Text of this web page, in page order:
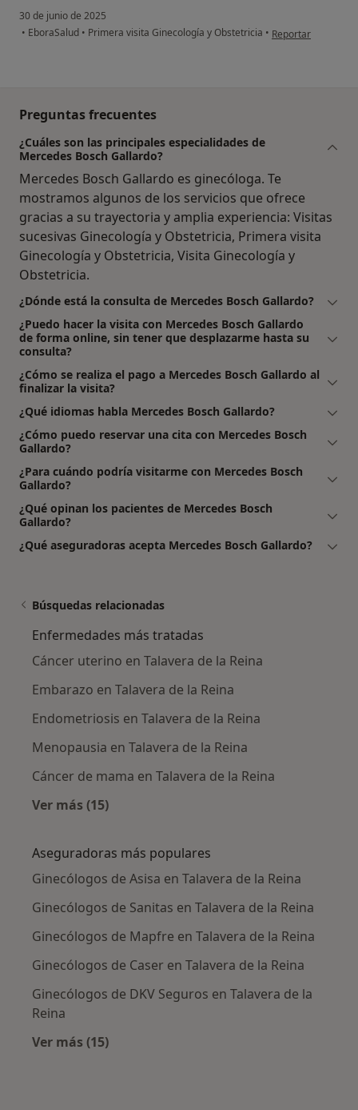
30 de junio de 2025
• EboraSalud • Primera visita Ginecología y Obstetricia • en opinión del
Reportar
Preguntas frecuentes
¿Cuáles son las principales especialidades de
Mercedes Bosch Gallardo?
Mercedes Bosch Gallardo es ginecóloga. Te
mostramos algunos de los servicios que ofrece
gracias a su trayectoria y amplia experiencia: Visitas
sucesivas Ginecología y Obstetricia, Primera visita
Ginecología y Obstetricia, Visita Ginecología y
Obstetricia.
¿Dónde está la consulta de Mercedes Bosch Gallardo?
¿Puedo hacer la visita con Mercedes Bosch Gallardo
de forma online, sin tener que desplazarme hasta su
consulta?
¿Cómo se realiza el pago a Mercedes Bosch Gallardo al
finalizar la visita?
¿Qué idiomas habla Mercedes Bosch Gallardo?
¿Cómo puedo reservar una cita con Mercedes Bosch
Gallardo?
¿Para cuándo podría visitarme con Mercedes Bosch
Gallardo?
¿Qué opinan los pacientes de Mercedes Bosch
Gallardo?
¿Qué aseguradoras acepta Mercedes Bosch Gallardo?
Búsquedas relacionadas
Enfermedades más tratadas
Cáncer uterino en Talavera de la Reina
Embarazo en Talavera de la Reina
Endometriosis en Talavera de la Reina
Menopausia en Talavera de la Reina
Cáncer de mama en Talavera de la Reina
Ver más (15)
Aseguradoras más populares
Ginecólogos de Asisa en Talavera de la Reina
Ginecólogos de Sanitas en Talavera de la Reina
Ginecólogos de Mapfre en Talavera de la Reina
Ginecólogos de Caser en Talavera de la Reina
Ginecólogos de DKV Seguros en Talavera de la
Reina
Ver más (15)